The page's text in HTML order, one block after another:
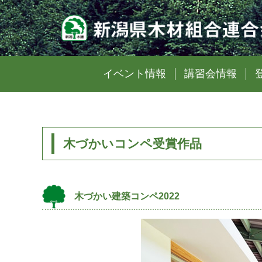
イベント情報 講習会情報
木づかいコンペ受賞作品
木づかい建築コンペ2022